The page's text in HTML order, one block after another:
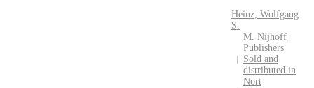
Heinz, Wolfgang
S.
M. Nijhoff
Publishers
Sold and
distributed in
Nort